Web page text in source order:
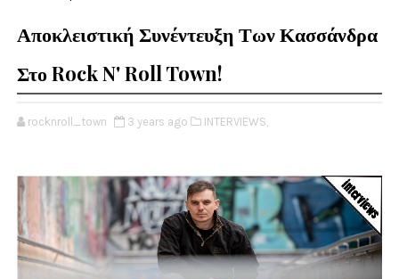
Αποκλειστική Συνέντευξη Των Κασσάνδρα
Στο Rock N' Roll Town!
rocknroll_town 3 years ago INTERVIEWS,